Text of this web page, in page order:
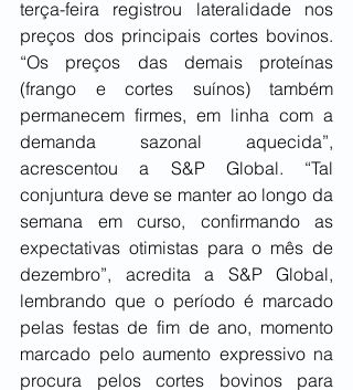
terça-feira registrou lateralidade nos
preços dos principais cortes bovinos.
“Os preços das demais proteínas
(frango e cortes suínos) também
permanecem firmes, em linha com a
demanda sazonal aquecida”,
acrescentou a S&P Global. “Tal
conjuntura deve se manter ao longo da
semana em curso, confirmando as
expectativas otimistas para o mês de
dezembro”, acredita a S&P Global,
lembrando que o período é marcado
pelas festas de fim de ano, momento
marcado pelo aumento expressivo na
procura pelos cortes bovinos para